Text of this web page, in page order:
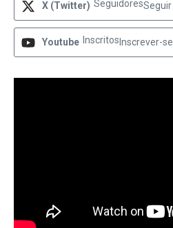
X (Twitter) SeguidoresSeguir
Youtube Inscritos Inscrever-se